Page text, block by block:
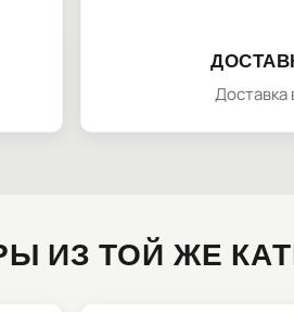
Доставка
ИЗ ТОЙ ЖЕ